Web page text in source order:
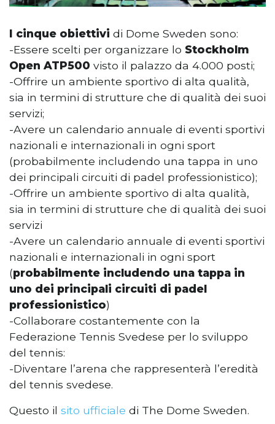
I cinque obiettivi di Dome Sweden sono:
-Essere scelti per organizzare lo Stockholm
Open ATP500 visto il palazzo da 4.000 posti;
-Offrire un ambiente sportivo di alta qualità,
sia in termini di strutture che di qualità dei suoi
servizi;
-Avere un calendario annuale di eventi sportivi
nazionali e internazionali in ogni sport
(probabilmente includendo una tappa in uno
dei principali circuiti di padel professionistico);
-Offrire un ambiente sportivo di alta qualità,
sia in termini di strutture che di qualità dei suoi
servizi
-Avere un calendario annuale di eventi sportivi
nazionali e internazionali in ogni sport
(probabilmente includendo una tappa in
uno dei principali circuiti di padel
professionistico)
-Collaborare costantemente con la
Federazione Tennis Svedese per lo sviluppo
del tennis:
-Diventare l’arena che rappresenterà l’eredità
del tennis svedese.
Questo il sito ufficiale di The Dome Sweden.